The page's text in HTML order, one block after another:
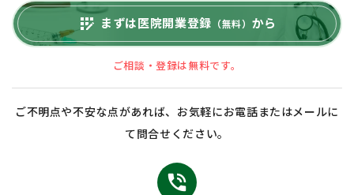
app_registration まずは医院開業登録 （無料） から
ご相談・登録は無料です。
ご不明点や不安な点があれば、お気軽にお電話またはメールに
て問合せください。
phone_in_talk